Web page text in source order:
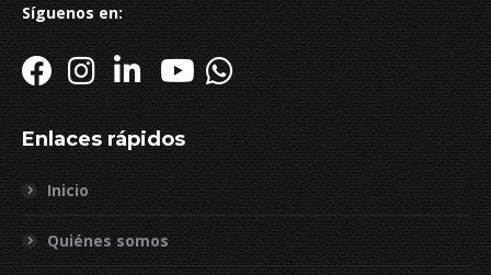
Síguenos en:
Enlaces rápidos
Inicio
Quiénes somos